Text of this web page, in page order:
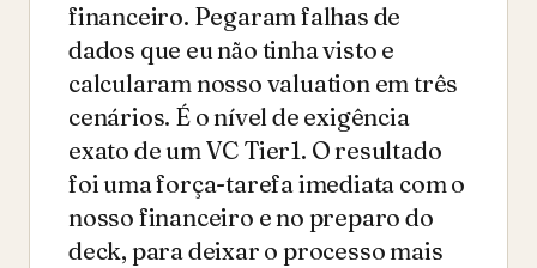
financeiro. Pegaram falhas de
dados que eu não tinha visto e
calcularam nosso valuation em três
cenários. É o nível de exigência
exato de um VC Tier1. O resultado
foi uma força-tarefa imediata com o
nosso financeiro e no preparo do
deck, para deixar o processo mais